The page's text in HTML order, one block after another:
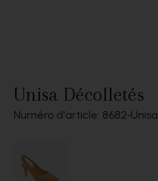
Unisa Décolletés
Numéro d'article: 8682 Unisa